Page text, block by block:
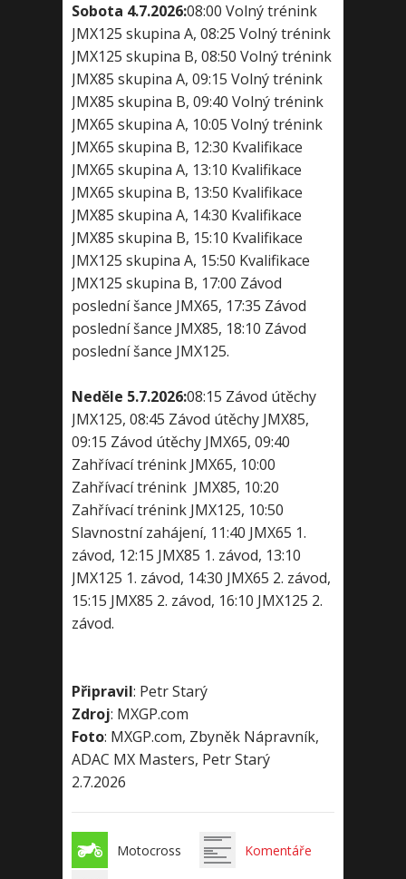
Sobota 4.7.2026:08:00 Volný trénink
JMX125 skupina A, 08:25 Volný trénink
JMX125 skupina B, 08:50 Volný trénink
JMX85 skupina A, 09:15 Volný trénink
JMX85 skupina B, 09:40 Volný trénink
JMX65 skupina A, 10:05 Volný trénink
JMX65 skupina B, 12:30 Kvalifikace
JMX65 skupina A, 13:10 Kvalifikace
JMX65 skupina B, 13:50 Kvalifikace
JMX85 skupina A, 14:30 Kvalifikace
JMX85 skupina B, 15:10 Kvalifikace
JMX125 skupina A, 15:50 Kvalifikace
JMX125 skupina B, 17:00 Závod
poslední šance JMX65, 17:35 Závod
poslední šance JMX85, 18:10 Závod
poslední šance JMX125.
Neděle 5.7.2026:08:15 Závod útěchy
JMX125, 08:45 Závod útěchy JMX85,
09:15 Závod útěchy JMX65, 09:40
Zahřívací trénink JMX65, 10:00
Zahřívací trénink JMX85, 10:20
Zahřívací trénink JMX125, 10:50
Slavnostní zahájení, 11:40 JMX65 1.
závod, 12:15 JMX85 1. závod, 13:10
JMX125 1. závod, 14:30 JMX65 2. závod,
15:15 JMX85 2. závod, 16:10 JMX125 2.
závod.
Připravil: Petr Starý
Zdroj: MXGP.com
Foto: MXGP.com, Zbyněk Nápravník,
ADAC MX Masters, Petr Starý
2.7.2026
Motocross Komentáře